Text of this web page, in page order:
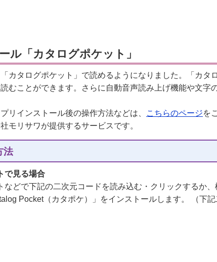
ル「カタログポケット」
カタログポケット」で読めるようになりました。「カタ
むことができます。さらに自動音声読み上げ機能や文字
リインストール後の操作方法などは、
こちらのページを
モリサワが提供するサービスです。
法
で見る場合
などで下記の二次元コードを読み込む・クリックするか
Pocket（カタポケ）」をインストールします。 （下